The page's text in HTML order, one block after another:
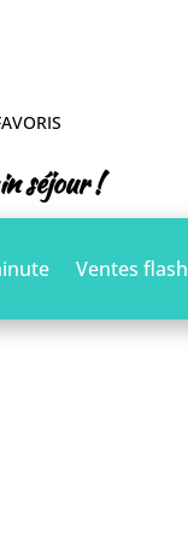
séjour !
Ventes flash